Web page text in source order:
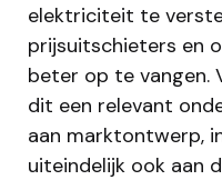
elektriciteit te
prijsuitschieters en
beter op te vangen.
dit een relevant
aan marktontwerp,
uiteindelijk ook aan